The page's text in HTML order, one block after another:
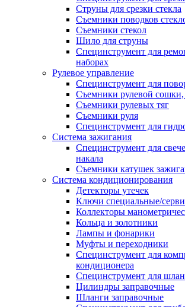
Струны для срезки стекла
Съемники поводков
Съемники стекол
Шило для струны
Специнструмент для
наборах
Рулевое управление
Специнструмент для
Съемники рулевой
Съемники рулевых тяг
Съемники руля
Специнструмент для
Система зажигания
Специнструмент для
накала
Съемники катушек
Система кондиционирования
Детекторы утечек
Ключи специальные/
Коллекторы
Кольца и золотники
Лампы и фонарики
Муфты и переходники
Специнструмент для
кондиционера
Специнструмент для
Цилиндры заправочные
Шланги заправочные